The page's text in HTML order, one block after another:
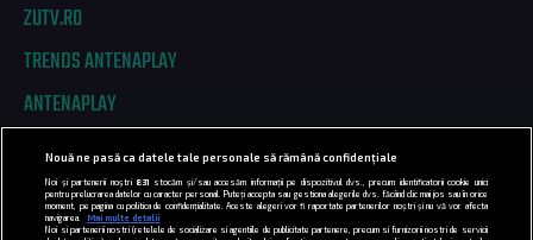
ZUTV.RO
TRENDS ANTENAPLAY
ANTENAPLAY
PRIVACY
COD DEONTOLOGIC
Nouă ne pasă ca datele tale personale să rămână confidențiale
Noi și partenerii noștri 831
stocăm și/sau accesăm informații pe dispozitivul dvs., precum identificatorii cookie unici
pentru prelucrarea datelor cu caracter personal. Puteți accepta sau gestiona alegerile dvs. făcând clic mai jos sau în orice
moment, pe pagina cu politica de confidențialitate. Aceste alegeri vor fi raportate partenerilor noștri și nu vă vor afecta
navigarea.
Mai multe detalii
Noi si partenerii nostri (retelele de socializare si agentiile de publicitate partenere, precum si furnizorii nostri de servicii